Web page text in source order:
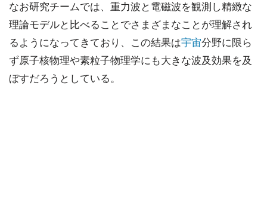
なお研究チームでは、重力波と電磁波を観測し精緻な
理論モデルと比べることでさまざまなことが理解され
るようになってきており、この結果は宇宙分野に限ら
ず原子核物理や素粒子物理学にも大きな波及効果を及
ぼすだろうとしている。